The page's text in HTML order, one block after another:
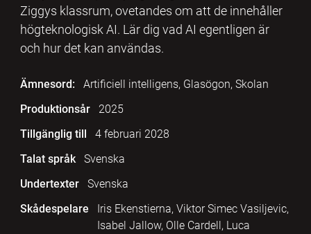
Ziggys klassrum, ovetandes om att de innehåller
högteknologisk AI. Lär dig vad AI egentligen är
och hur det kan användas.
Ämnesord:
Artificiell intelligens, Glasögon, Skolan
Produktionsår
2025
Tillgänglig till
4 februari 2028
Talat språk
Svenska
Undertexter
Svenska
Skådespelare
Iris Ekenstierna, Viktor Simec Vasiljevic,
Isabel Jallow, Olle Cardell, Luca